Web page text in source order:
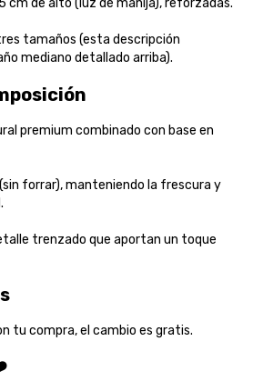
cm de alto (luz de manija), reforzadas.
tamaños (esta descripción
mediano detallado arriba).
premium combinado con base en
forrar), manteniendo la frescura y
trenzado que aportan un toque
tu compra, el cambio es gratis.